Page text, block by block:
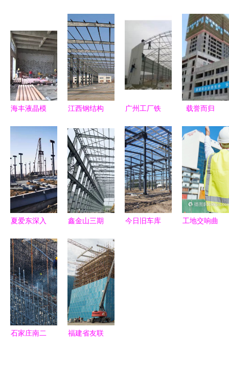
海丰液晶模
企业高通实
业预计今年
建成投产，
建设工程施
工稳步推进
江西钢结构
工 一站式
周到服务助
力建设工程
高质量实施
广州工厂铁
工程团队
高效施工的
专业力量
载誉而归
个项目荣获
全国“建设
工程施工项
目安全生产
标准化工
地”称号
夏爱东深入
项目建设现
场调研指导
强调安全高
效推进工程
施工
鑫金山三期
设迈出坚实
步伐，钢结
构主体工程
圆满完工
今日旧车库
工地交响曲
石家庄南二
福建省友联